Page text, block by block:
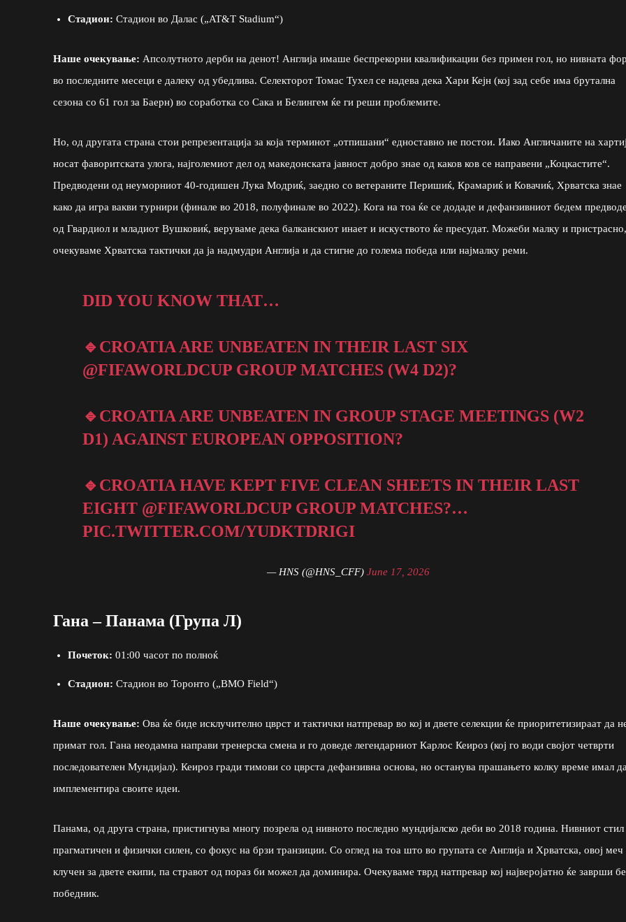
Стадион: Стадион во Далас („AT&T Stadium“)
Наше очекување: Апсолутното дерби на денот! Англија имаше беспрекорни квалификации без примен гол, но нивната
во последните месеци е далеку од убедлива. Селекторот Томас Тухел се надева дека Хари Кејн (кој зад себе има брутална
сезона со 61 гол за Баерн) во соработка со Сака и Белингем ќе ги реши проблемите.
Но, од другата страна стои репрезентација за која терминот „отпишани“ едноставно не постои. Иако Англичаните на
носат фаворитската улога, најголемиот дел од македонската јавност добро знае од каков ков се направени „Коцкастите“.
Предводени од неуморниот 40-годишен Лука Модриќ, заедно со ветераните Перишиќ, Крамариќ и Ковачиќ, Хрватска знае
како да игра вакви турнири (финале во 2018, полуфинале во 2022). Кога на тоа ќе се додаде и дефанзивниот бедем
од Гвардиол и младиот Вушковиќ, веруваме дека балканскиот инает и искуството ќе пресудат. Можеби малку и пристрасно,
очекуваме Хрватска тактички да ја надмудри Англија и да стигне до голема победа или најмалку реми.
DID YOU KNOW THAT…
🔹CROATIA ARE UNBEATEN IN THEIR LAST SIX
@FIFAWORLDCUP GROUP MATCHES (W4 D2)?
🔹CROATIA ARE UNBEATEN IN GROUP STAGE MEETINGS (W2
D1) AGAINST EUROPEAN OPPOSITION?
🔹CROATIA HAVE KEPT FIVE CLEAN SHEETS IN THEIR LAST
EIGHT @FIFAWORLDCUP GROUP MATCHES?…
PIC.TWITTER.COM/YUDKTDRIGI
— HNS (@HNS_CFF) June 17, 2026
Гана – Панама (Група Л)
Почеток: 01:00 часот по полноќ
Стадион: Стадион во Торонто („BMO Field“)
Наше очекување: Ова ќе биде исклучително цврст и тактички натпревар во кој и двете селекции ќе приоритетизираат да
примат гол. Гана неодамна направи тренерска смена и го доведе легендарниот Карлос Кеироз (кој го води својот четврти
последователен Мундијал). Кеироз гради тимови со цврста дефанзивна основа, но останува прашањето колку време имал
имплементира своите идеи.
Панама, од друга страна, пристигнува многу позрела од нивното последно мундијалско деби во 2018 година. Нивниот стил
прагматичен и физички силен, со фокус на брзи транзиции. Со оглед на тоа што во групата се Англија и Хрватска, овој меч
клучен за двете екипи, па стравот од пораз би можел да доминира. Очекуваме тврд натпревар кој најверојатно ќе заврши
победник.